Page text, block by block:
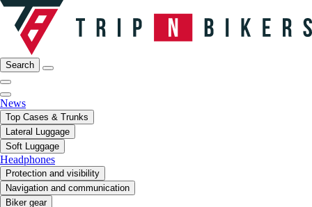
Search
News
Top Cases & Trunks
Lateral Luggage
Soft Luggage
Headphones
Protection and visibility
Navigation and communication
Biker gear